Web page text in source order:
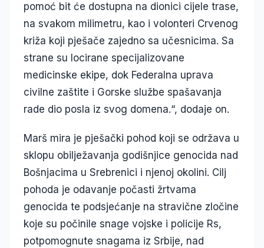
pomoć bit će dostupna na dionici cijele trase,
na svakom milimetru, kao i volonteri Crvenog
križa koji pješače zajedno sa učesnicima. Sa
strane su locirane specijalizovane
medicinske ekipe, dok Federalna uprava
civilne zaštite i Gorske službe spašavanja
rade dio posla iz svog domena.“, dodaje on.
Marš mira je pješački pohod koji se održava u
sklopu obilježavanja godišnjice genocida nad
Bošnjacima u Srebrenici i njenoj okolini. Cilj
pohoda je odavanje počasti žrtvama
genocida te podsjećanje na stravične zločine
koje su počinile snage vojske i policije Rs,
potpomognute snagama iz Srbije, nad